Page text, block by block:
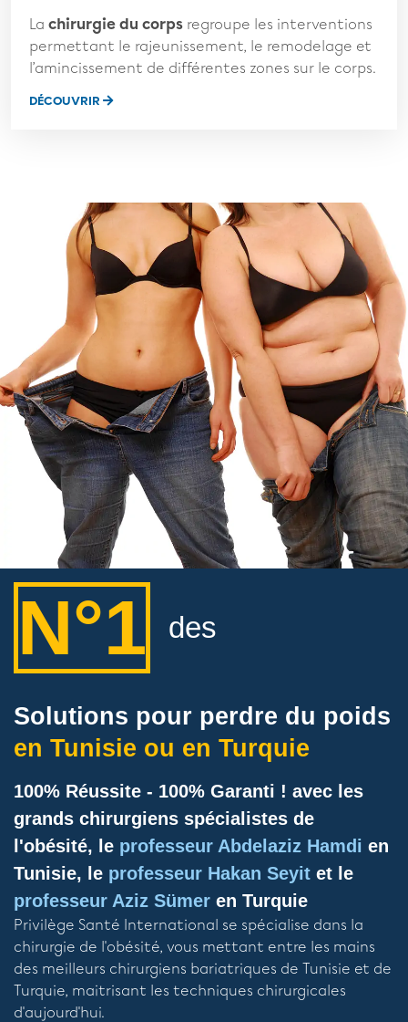
La chirurgie du corps regroupe les interventions
permettant le rajeunissement, le remodelage et
l’amincissement de différentes zones sur le corps.
DÉCOUVRIR
N°1 des
Solutions pour perdre du poids
en Tunisie ou en Turquie
100% Réussite - 100% Garanti ! avec les
grands chirurgiens spécialistes de
l'obésité, le professeur Abdelaziz Hamdi en
Tunisie, le professeur Hakan Seyit et le
professeur Aziz Sümer en Turquie
Privilège Santé International se spécialise dans la
chirurgie de l'obésité, vous mettant entre les mains
des meilleurs chirurgiens bariatriques de Tunisie et de
Turquie, maitrisant les techniques chirurgicales
d'aujourd'hui.